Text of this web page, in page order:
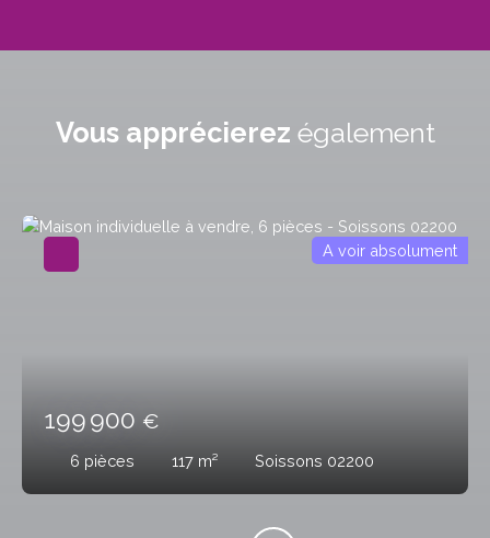
Vous apprécierez également
199 900 €
6 pièces 117 m² Soissons 02200
A voir absolument